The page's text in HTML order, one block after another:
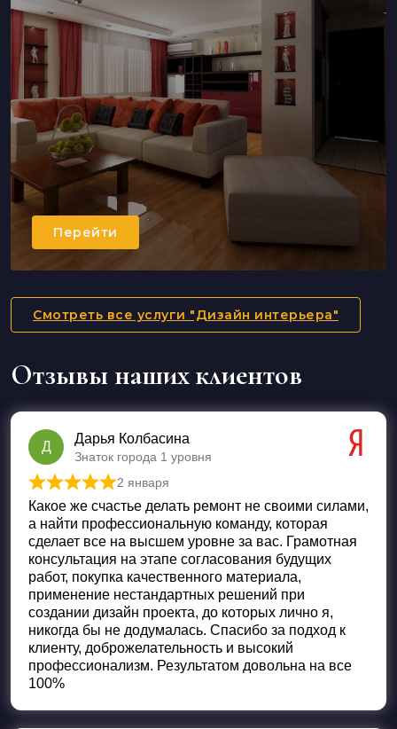
Перейти
Смотреть все услуги "Дизайн интерьера"
Отзывы наших клиентов
Д
Дарья Колбасина
Знаток города 1 уровня
Оценка 5из 5
2 января
Какое же счастье делать ремонт не своими силами,
а найти профессиональную команду, которая
сделает все на высшем уровне за вас. Грамотная
консультация на этапе согласования будущих
работ, покупка качественного материала,
применение нестандартных решений при
создании дизайн проекта, до которых лично я,
никогда бы не додумалась. Спасибо за подход к
клиенту, доброжелательность и высокий
профессионализм. Результатом довольна на все
100%